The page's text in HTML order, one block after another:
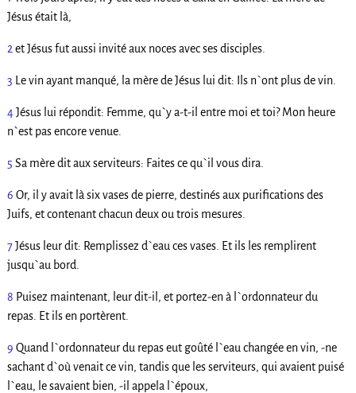
Jésus était là,
2 et Jésus fut aussi invité aux noces avec ses disciples.
3 Le vin ayant manqué, la mère de Jésus lui dit: Ils n`ont plus de vin.
4Jésus lui répondit: Femme, qu`y a-t-il entre moi et toi? Mon heure
n`est pas encore venue.
5 Sa mère dit aux serviteurs: Faites ce qu`il vous dira.
6 Or, il y avait là six vases de pierre, destinés aux purifications des
Juifs, et contenant chacun deux ou trois mesures.
7Jésus leur dit: Remplissez d`eau ces vases. Et ils les remplirent
jusqu`au bord.
8 Puisez maintenant, leur dit-il, et portez-en à l`ordonnateur du
repas. Et ils en portèrent.
9 Quand l`ordonnateur du repas eut goûté l`eau changée en vin, -ne
sachant d`où venait ce vin, tandis que les serviteurs, qui avaient puisé
l`eau, le savaient bien, -il appela l`époux,